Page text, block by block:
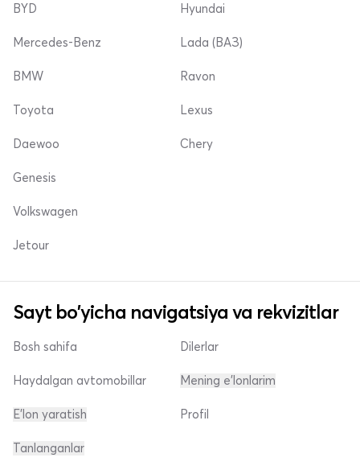
BYD
Mercedes-Benz
Hyundai
Lada (ВАЗ)
BMW
Toyota
Daewoo
Ravon
Lexus
Chery
Genesis
Volkswagen
Jetour
Sayt bo'yicha navigatsiya va rekvizitlar
Bosh sahifa
Haydalgan avtomobillar
E'lon yaratish
Dilerlar
Mening e'lonlarim
Profil
Tanlanganlar